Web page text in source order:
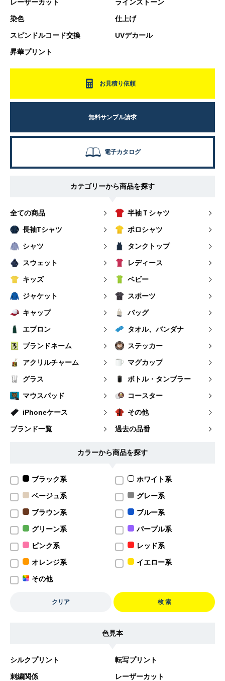
レーザーカット ラインストーン
染色 仕上げ
スピンドルコード交換 UVデカール
昇華プリント
お見積り依頼
無料サンプル請求
電子カタログ
カテゴリーから商品を探す
全ての商品 半袖Ｔシャツ
長袖Tシャツ ポロシャツ
シャツ タンクトップ
スウェット レディース
キッズ ベビー
ジャケット スポーツ
キャップ バッグ
エプロン タオル、バンダナ
ブランドネーム ステッカー
アクリルチャーム マグカップ
グラス ボトル・タンブラー
マウスパッド コースター
iPhoneケース その他
ブランド一覧 過去の品番
カラーから商品を探す
ブラック系 ホワイト系
ベージュ系 グレー系
ブラウン系 ブルー系
グリーン系 パープル系
ピンク系 レッド系
オレンジ系 イエロー系
その他
クリア 検 索
色見本
シルクプリント 転写プリント
刺繍関係 レーザーカット